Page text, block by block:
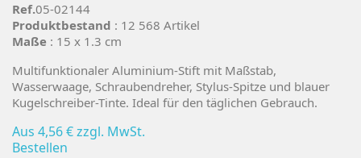
Ref.05-02144
Produktbestand : 12 568 Artikel
Maße : 15 x 1.3 cm
Multifunktionaler Aluminium-Stift mit Maßstab,
Wasserwaage, Schraubendreher, Stylus-Spitze und blauer
Kugelschreiber-Tinte. Ideal für den täglichen Gebrauch.
Aus 4,56 €zzgl. MwSt.
Bestellen